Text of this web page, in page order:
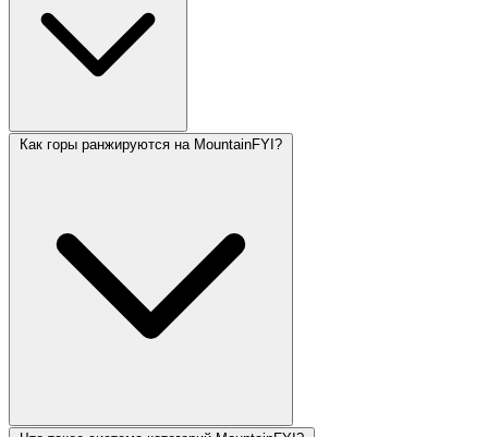
Как горы ранжируются на MountainFYI?